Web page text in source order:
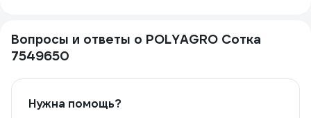
Вопросы и ответы о POLYAGRO Сотка
7549650
Нужна помощь?